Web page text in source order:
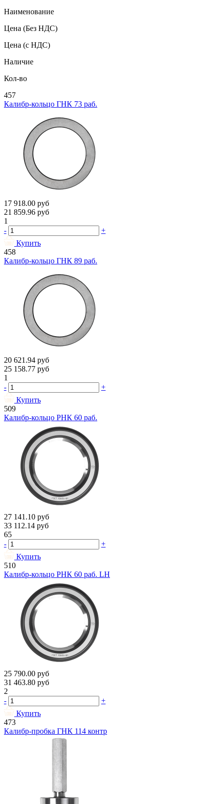
Наименование
Цена (Без НДС)
Цена (с НДС)
Наличие
Кол-во
457
Калибр-кольцо ГНК 73 раб.
17 918.00 руб
21 859.96 руб
1
-
+
Купить
458
Калибр-кольцо ГНК 89 раб.
20 621.94 руб
25 158.77 руб
1
-
+
Купить
509
Калибр-кольцо РНК 60 раб.
27 141.10 руб
33 112.14 руб
65
-
+
Купить
510
Калибр-кольцо РНК 60 раб. LH
25 790.00 руб
31 463.80 руб
2
-
+
Купить
473
Калибр-пробка ГНК 114 контр